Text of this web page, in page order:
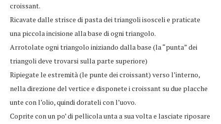
croissant.
Ricavate dalle strisce di pasta dei triangoli isosceli e praticate
una piccola incisione alla base di ogni triangolo.
Arrotolate ogni triangolo iniziando dalla base (la “punta” dei
triangoli deve trovarsi sulla parte superiore)
Ripiegate le estremità (le punte dei croissant) verso l’interno,
nella direzione del vertice e disponete i croissant su due placche
unte con l’olio, quindi dorateli con l’uovo.
Coprite con un po’ di pellicola unta a sua volta e lasciate riposare